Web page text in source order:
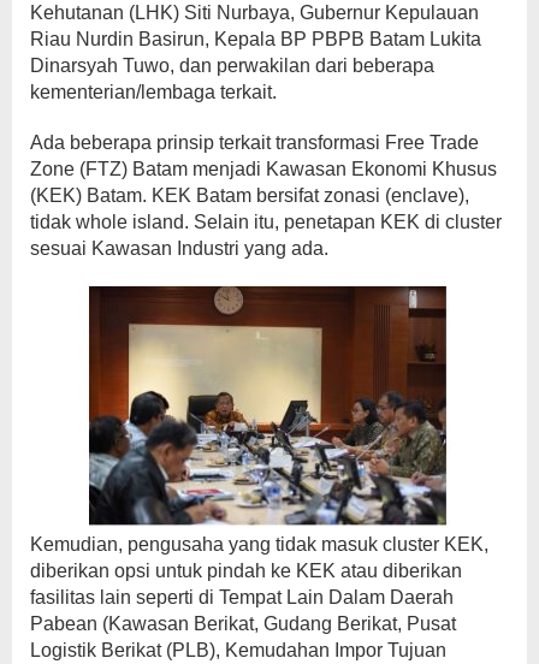
Kehutanan (LHK) Siti Nurbaya, Gubernur Kepulauan
Riau Nurdin Basirun, Kepala BP PBPB Batam Lukita
Dinarsyah Tuwo, dan perwakilan dari beberapa
kementerian/lembaga terkait.
Ada beberapa prinsip terkait transformasi Free Trade
Zone (FTZ) Batam menjadi Kawasan Ekonomi Khusus
(KEK) Batam. KEK Batam bersifat zonasi (enclave),
tidak whole island. Selain itu, penetapan KEK di cluster
sesuai Kawasan Industri yang ada.
Kemudian, pengusaha yang tidak masuk cluster KEK,
diberikan opsi untuk pindah ke KEK atau diberikan
fasilitas lain seperti di Tempat Lain Dalam Daerah
Pabean (Kawasan Berikat, Gudang Berikat, Pusat
Logistik Berikat (PLB), Kemudahan Impor Tujuan